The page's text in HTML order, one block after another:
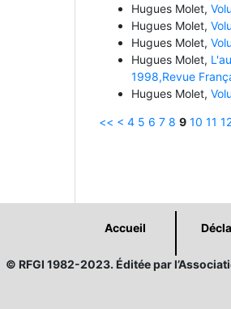
Hugues Molet,
Hugues Molet,
Hugues Molet,
Hugues Molet,
1998,Revue
Hugues Molet,
<< < 4 5 6 7 8 9 10 11
Accueil
© RFGI 1982-2023. Éditée par